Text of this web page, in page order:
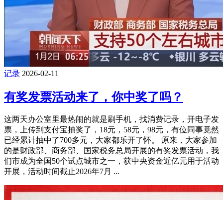
记录 2026-02-11
有奖发票活动来了，你中奖了吗？
这两天办公室里最热闹的就是刷手机，找消费记录，开电子发
票，上传到支付宝抽奖了，18元，58元，98元，有位同事竟然
已经累计抽中了700多元，大家都乐开了怀。 原来，大家参加
的是财政部、商务部、国家税务总局开展的有奖发票活动，我
们市成为全国50个试点城市之一，获中央资金近亿元用于活动
开展，活动时间截止2026年7月 ...